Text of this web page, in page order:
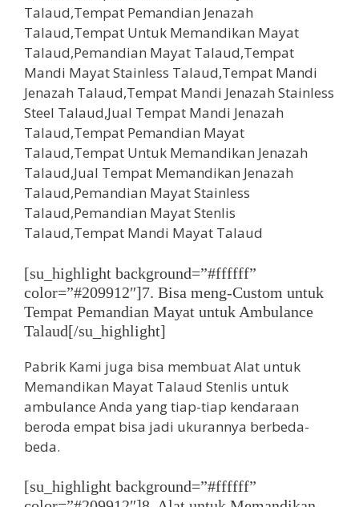
[su_highlight background=”#ffffff”
color=”#209912″]7. Bisa meng-Custom untuk
Tempat Pemandian Mayat untuk Ambulance
Talaud[/su_highlight]
Pabrik Kami juga bisa membuat Alat untuk
Memandikan Mayat Talaud Stenlis untuk
ambulance Anda yang tiap-tiap kendaraan
beroda empat bisa jadi ukurannya berbeda-
beda.
[su_highlight background=”#ffffff”